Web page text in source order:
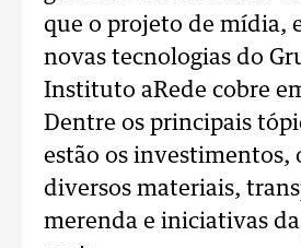
que o projeto de mídia,
novas tecnologias do
Instituto aRede cobre
Dentre os principais
estão os investimentos,
diversos materiais,
merenda e iniciativas